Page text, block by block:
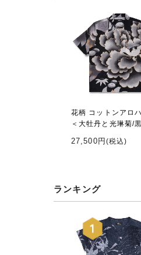
花柄 コットンアロ
＜大牡丹と光琳菊/
27,500円 (税込)
ランキング